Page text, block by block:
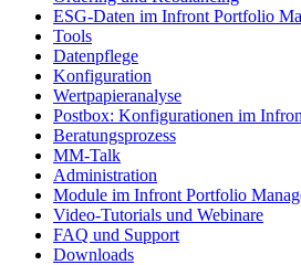
ESG-Daten im Infront Portfolio
Tools
Datenpflege
Konfiguration
Wertpapieranalyse
Postbox: Konfigurationen im
Beratungsprozess
MM-Talk
Administration
Module im Infront Portfolio
Video-Tutorials und Webinare
FAQ und Support
Downloads